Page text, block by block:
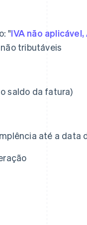
"IVA não
tributáveis
saldo da fatura)
até a data